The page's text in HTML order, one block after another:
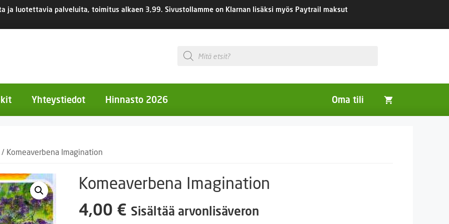
ja luotettavia palveluita, toimitus alkaen 3,99. Sivustollamme on Klarnan lisäksi myös Paytrail maksut
Products
search
kukat
Ruukut
Yhteystiedot Hinnasto 2026 Oma tili
/ Komeaverbena Imagination
Komeaverbena Imagination
4,00 € Sisältää arvonlisäveron